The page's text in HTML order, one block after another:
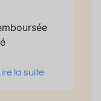
la suite